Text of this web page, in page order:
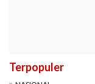
Terpopuler